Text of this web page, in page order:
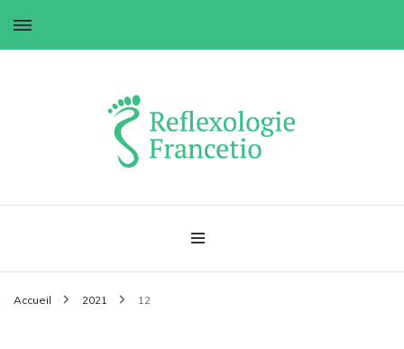
Réflexologie Francetio
Accueil 2021 12